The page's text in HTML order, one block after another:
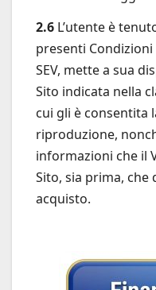
2.6 L’utente è
presenti
SEV, mette a sua
Sito indicata nella
cui gli è consentita
riproduzione,
informazioni che il
Sito, sia prima,
acquisto.